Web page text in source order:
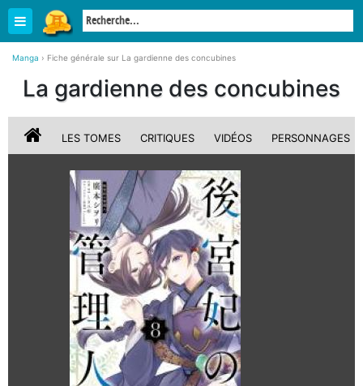
Manga › Fiche générale sur La gardienne des concubines
La gardienne des concubines
LES TOMES CRITIQUES VIDÉOS PERSONNAGES